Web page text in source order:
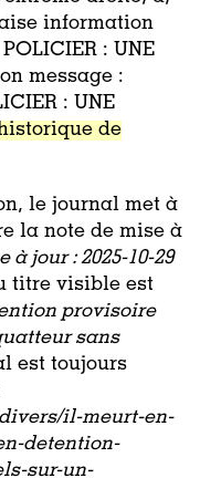
information
: UNE
message :
: UNE
de
le journal met à
la note de mise à
à jour : 2025-10-29
titre visible est
provisoire
sans
est toujours
il-meurt-en-
detention-
sur-un-